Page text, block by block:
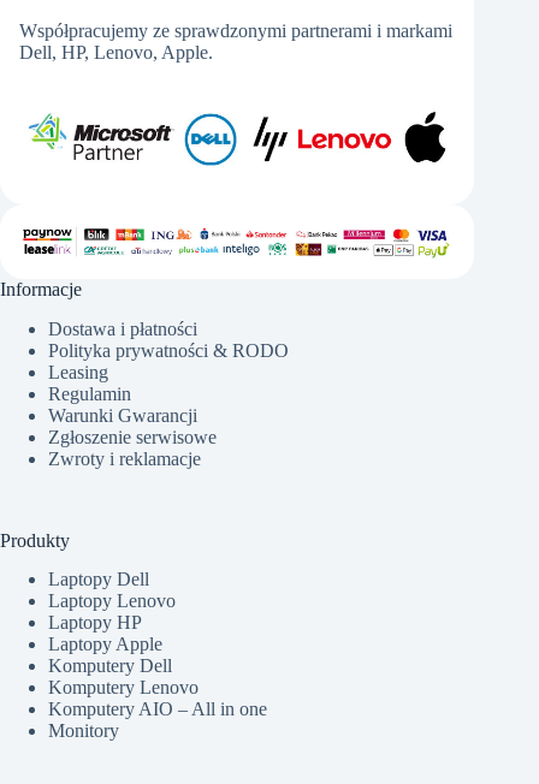
Współpracujemy ze sprawdzonymi partnerami i markami
Dell, HP, Lenovo, Apple.
Informacje
Dostawa i płatności
Polityka prywatności & RODO
Leasing
Regulamin
Warunki Gwarancji
Zgłoszenie serwisowe
Zwroty i reklamacje
Produkty
Laptopy Dell
Laptopy Lenovo
Laptopy HP
Laptopy Apple
Komputery Dell
Komputery Lenovo
Komputery AIO – All in one
Monitory